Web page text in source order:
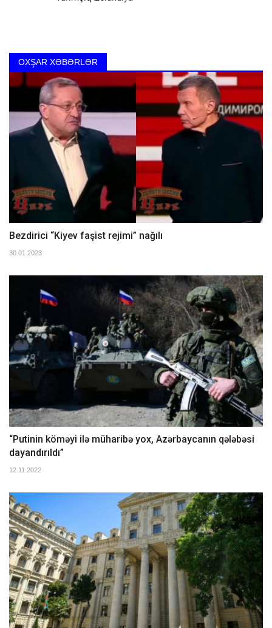
OXŞAR XƏBƏRLƏR
Bezdirici “Kiyev faşist rejimi” nağılı
30.01.2023
“Putinin köməyi ilə müharibə yox, Azərbaycanın qələbəsi
dayandırıldı”
12.11.2022